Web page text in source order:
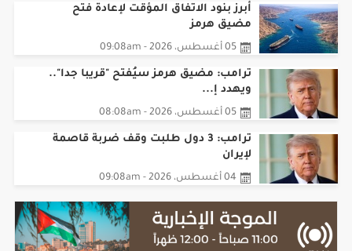
أبرز بنود الاتفاق المؤقت لإعادة فتح
مضيق هرمز
05 أغسطس، 2026 - 09:08am
ترامب: مضيق هرمز سيُفتح "قريبا جدا"..
ويهدد إ...
05 أغسطس، 2026 - 08:08am
ترامب: 3 دول طلبت وقف ضربة قاصمة
لإيران
04 أغسطس، 2026 - 09:08am